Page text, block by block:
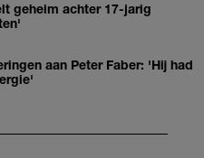
geheim achter 17-jarig
aan Peter Faber: 'Hij had